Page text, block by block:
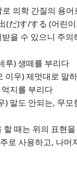
의학 간질의 용
(だ)す/する (어린
을 수 있으니 주의
루) 생떼를 부리다
이우) 제멋대로 말
지를 부리다
) 말도 안되는, 무모
때는 위의 표현
로 사용하고, 나